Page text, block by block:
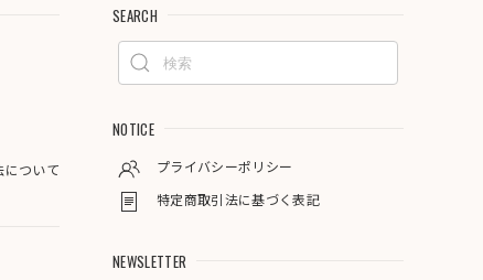
について
SEARCH
NOTICE
プライバシーポリシー
特定商取引法に基づく表記
NEWSLETTER